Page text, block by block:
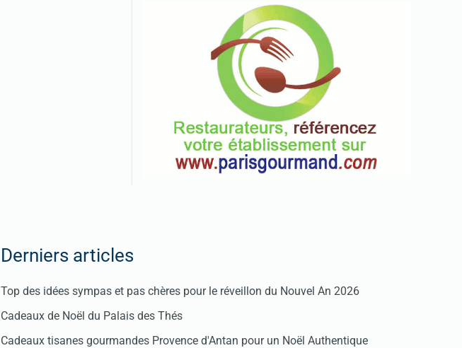
Derniers articles
Top des idées sympas et pas chères pour le réveillon du Nouvel An 2026
Cadeaux de Noël du Palais des Thés
Cadeaux tisanes gourmandes Provence d'Antan pour un Noël Authentique